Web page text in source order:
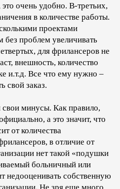
очень удобно. В-третьих,
в количестве работы.
проектами
проблем увеличивать
для фрилансеров не
внешность, количество
и.т.д. Все что ему нужно –
свой заказ.
свои минусы. Как правило,
а это значит, что
от количества
в отличие от
нет такой «подушки
больничный или
недооценивать собственную